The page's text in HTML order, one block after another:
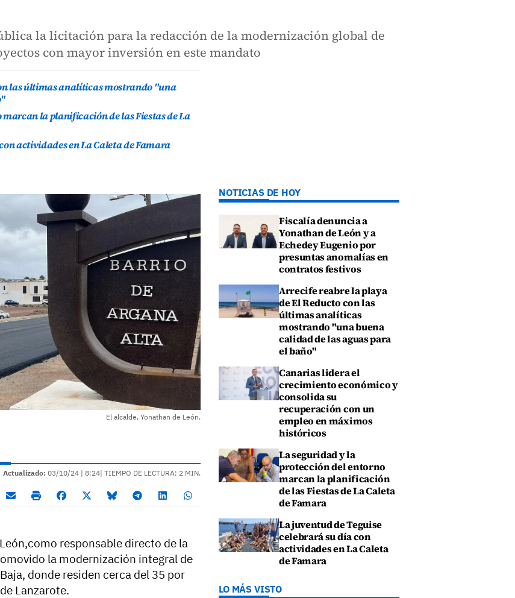
la licitación para la redacción de la modernización global de
con mayor inversión en este mandato
las últimas analíticas mostrando "una
la planificación de las Fiestas de La
actividades en La Caleta de Famara
El alcalde, Yonathan de León.
Actualizado: 03/10/24 | 8:24| TIEMPO DE LECTURA: 2 MIN.
responsable directo de la
la modernización integral de
donde residen cerca del 35 por
Lanzarote.
NOTICIAS DE HOY
Fiscalía denuncia a
Yonathan de León y a
Echedey Eugenio por
presuntas anomalías en
contratos festivos
Arrecife reabre la playa
de El Reducto con las
últimas analíticas
mostrando "una buena
calidad de las aguas para
el baño"
Canarias lidera el
crecimiento económico y
consolida su
recuperación con un
empleo en máximos
históricos
La seguridad y la
protección del entorno
marcan la planificación
de las Fiestas de La Caleta
de Famara
La juventud de Teguise
celebrará su día con
actividades en La Caleta
de Famara
LO MÁS VISTO